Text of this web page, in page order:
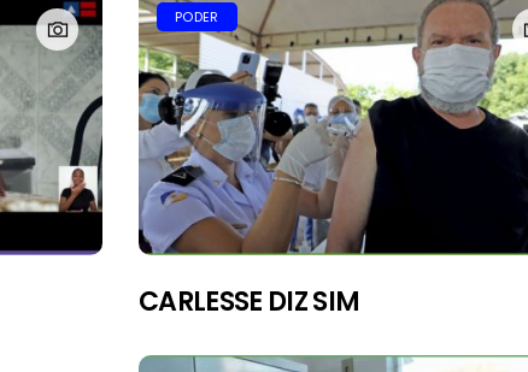
PODER
CARLESSE DIZ SIM
PAINEL